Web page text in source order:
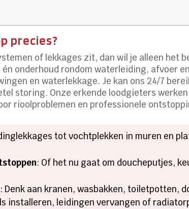
precies?
of lekkages zit, dan wil je alleen het
onderhoud rondom waterleiding, afvoer
en waterlekkage. Je kan ons 24/7
storing. Onze erkende loodgieters
rioolproblemen en professionele
tot vochtplekken in muren en
: Of het nu gaat om doucheputjes,
: Denk aan kranen, wasbakken, toiletpotten,
installeren, leidingen vervangen of